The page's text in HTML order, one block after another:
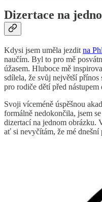
Dizertace na
Kdysi jsem uměla jezdit na
naučím. Byl to pro mě
úžasem. Hluboce mě
sdílela, že svůj největší
pro rodiče dětí před nástupem
Svoji víceméně úspěšnou
formálně nedokončila, jsem
dizertací na jednom obrázku.
ať si nevyčítám, že mé dnešní